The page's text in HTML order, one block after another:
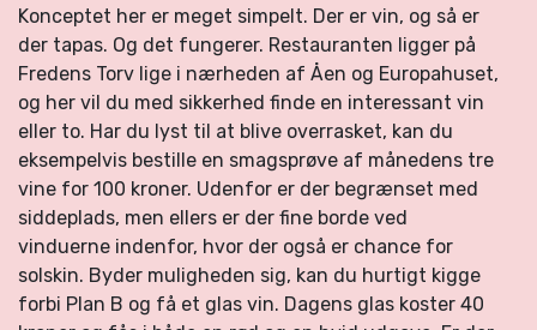
Konceptet her er meget simpelt. Der er vin, og så er
der tapas. Og det fungerer. Restauranten ligger på
Fredens Torv lige i nærheden af Åen og Europahuset,
og her vil du med sikkerhed finde en interessant vin
eller to. Har du lyst til at blive overrasket, kan du
eksempelvis bestille en smagsprøve af månedens tre
vine for 100 kroner. Udenfor er der begrænset med
siddeplads, men ellers er der fine borde ved
vinduerne indenfor, hvor der også er chance for
solskin. Byder muligheden sig, kan du hurtigt kigge
forbi Plan B og få et glas vin. Dagens glas koster 40